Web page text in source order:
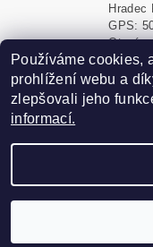
Hradec
GPS:
2026 © ablampy.cz,
Podle zákona o evidenci
je prodávající povinen
Zároveň je povinen
Používáme cookies,
prohlížení webu a
zlepšovali jeho
informací.